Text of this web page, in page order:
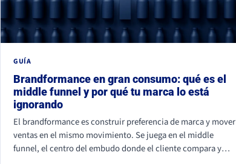
GUÍA
Brandformance en gran consumo: qué es el
middle funnel y por qué tu marca lo está
ignorando
El brandformance es construir preferencia de marca y mover
ventas en el mismo movimiento. Se juega en el middle
funnel, el centro del embudo donde el cliente compara y